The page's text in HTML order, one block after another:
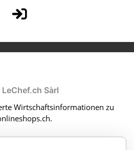
LeChef.ch Sàrl
Wirtschaftsinformationen zu